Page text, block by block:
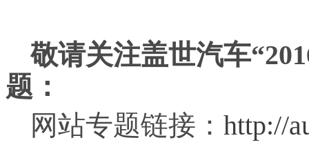
敬请关注盖世汽车
题：
网站专题链接： http://